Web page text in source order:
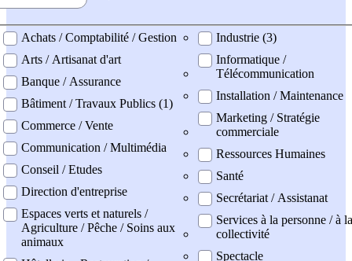
professionel
Achats / Comptabilité / Gestion
Arts / Artisanat d'art
Banque / Assurance
Bâtiment / Travaux Publics (1)
Commerce / Vente
Communication / Multimédia
Conseil / Etudes
Direction d'entreprise
Espaces verts et naturels /
Agriculture / Pêche / Soins aux
animaux
Industrie (3)
Informatique /
Télécommunication
Installation / Maintenance
Marketing / Stratégie
commerciale
Ressources Humaines
Santé
Secrétariat / Assistanat
Services à la personne / à la
collectivité
Spectacle